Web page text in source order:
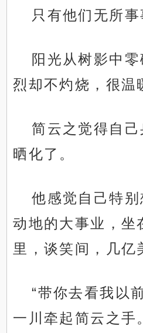
只有他们无所事
阳光从树影中
烈却不灼烧，很温
简云之觉得自
晒化了。
他感觉自己特
动地的大事业，坐
里，谈笑间，几亿
“带你去看我以
一川牵起简云之手